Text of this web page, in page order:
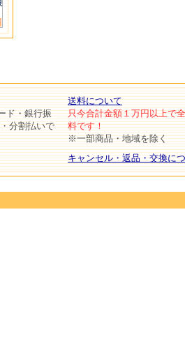
ド・銀行振
分割払いで
送料について
只今合計金額１万円以上で
料です！
※一部商品・地域を除く
キャンセル・返品・交換に